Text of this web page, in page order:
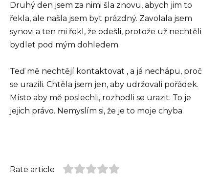
Druhý den jsem za nimi šla znovu, abych jim to
řekla, ale našla jsem byt prázdný. Zavolala jsem
synovi a ten mi řekl, že odešli, protože už nechtěli
bydlet pod mým dohledem.
Teď mě nechtějí kontaktovat , a já nechápu, proč
se urazili. Chtěla jsem jen, aby udržovali pořádek.
Místo aby mě poslechli, rozhodli se urazit. To je
jejich právo. Nemyslím si, že je to moje chyba.
Rate article